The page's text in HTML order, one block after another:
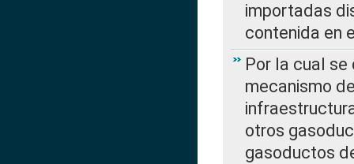
importadas
contenida en
Por la cual se
mecanismo
otros
gasoductos